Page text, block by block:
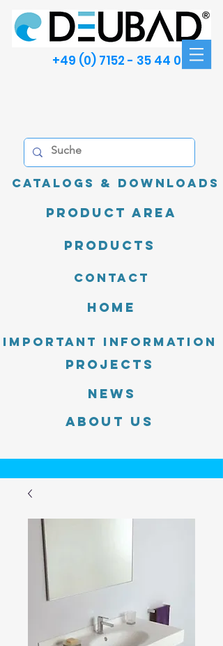
+49 (0) 7152 - 35 44 00
Catalogs & Downloads
product area
Products
Contact
Home
Important information
PROJECTS
News
About Us